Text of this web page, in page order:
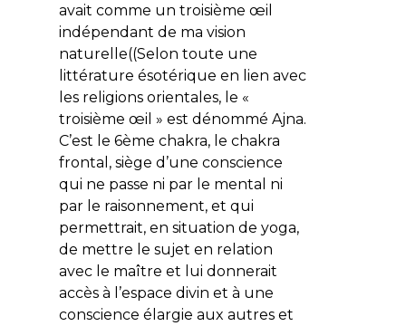
avait comme un troisième œil
indépendant de ma vision
naturelle((Selon toute une
littérature ésotérique en lien avec
les religions orientales, le «
troisième œil » est dénommé Ajna.
C’est le 6ème chakra, le chakra
frontal, siège d’une conscience
qui ne passe ni par le mental ni
par le raisonnement, et qui
permettrait, en situation de yoga,
de mettre le sujet en relation
avec le maître et lui donnerait
accès à l’espace divin et à une
conscience élargie aux autres et